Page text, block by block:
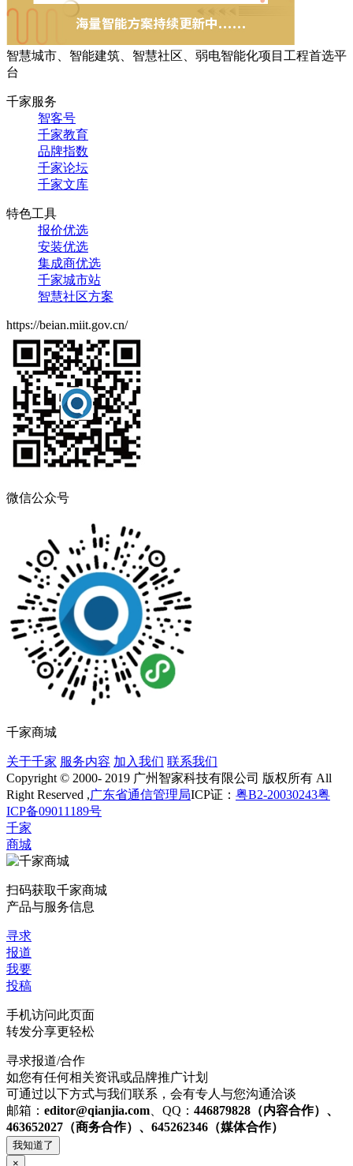
智慧城市、智能建筑、智慧社区、弱电智能化项目工程首选平
台
千家服务
智客号
千家教育
品牌指数
千家论坛
千家文库
特色工具
报价优选
安装优选
集成商优选
千家城市站
智慧社区方案
https://beian.miit.gov.cn/
微信公众号
千家商城
关于千家 服务内容 加入我们 联系我们
Copyright © 2000- 2019 广州智家科技有限公司 版权所有 All
Right Reserved ,广东省通信管理局ICP证： 粤B2-20030243粤
ICP备09011189号
千家
商城
扫码获取千家商城
产品与服务信息
寻求
报道
我要
投稿
手机访问此页面
转发分享更轻松
寻求报道/合作
如您有任何相关资讯或品牌推广计划
可通过以下方式与我们联系，会有专人与您沟通洽谈
邮箱： editor@qianjia.com 、QQ： 446879828（内容合作）、
463652027（商务合作）、645262346（媒体合作）
我知道了
×